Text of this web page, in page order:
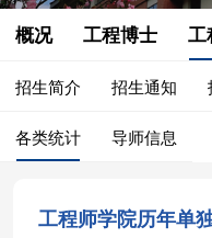
概况 工程博士 工
招生简介 招生通知
各类统计 导师信息
工程师学院历年单